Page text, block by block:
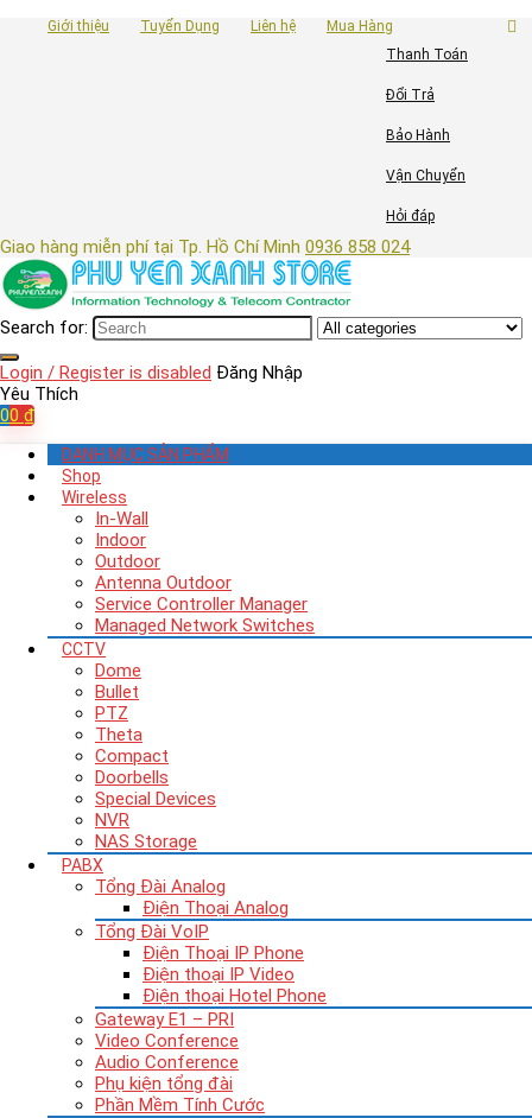
Giới thiệu Tuyển Dụng Liên hệ
Mua Hàng
Thanh Toán
Đổi Trả
Bảo Hành
Vận Chuyển
Hỏi đáp
Giao hàng miễn phí tại Tp. Hồ Chí Minh 0936 858 024
Search for:
Login / Register is disabled Đăng Nhập
Yêu Thích
00 ₫
DANH MỤC SẢN PHẨM
Shop
Wireless
In-Wall
Indoor
Outdoor
Antenna Outdoor
Service Controller Manager
Managed Network Switches
CCTV
Dome
Bullet
PTZ
Theta
Compact
Doorbells
Special Devices
NVR
NAS Storage
PABX
Tổng Đài Analog
Điện Thoại Analog
Tổng Đài VoIP
Điện Thoại IP Phone
Điện thoại IP Video
Điện thoại Hotel Phone
Gateway E1 – PRI
Video Conference
Audio Conference
Phụ kiện tổng đài
Phần Mềm Tính Cước